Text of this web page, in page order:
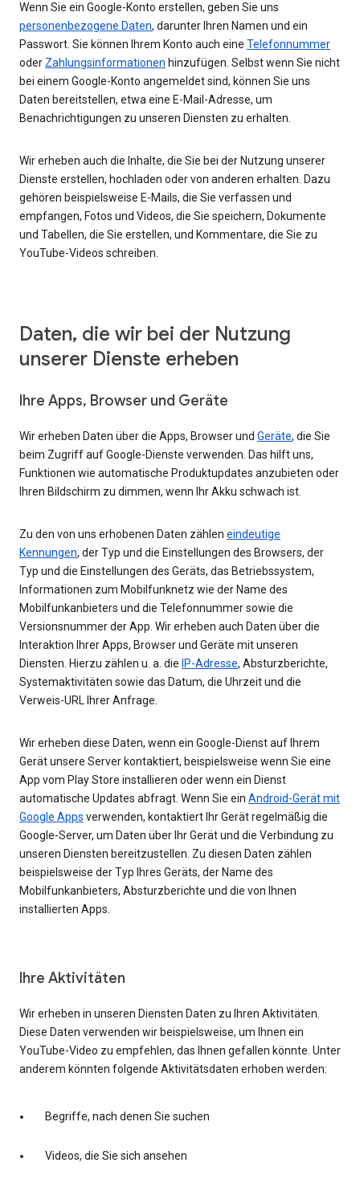
Wenn Sie ein Google-Konto erstellen, geben Sie uns
personenbezogene Daten, darunter Ihren Namen und ein
Passwort. Sie können Ihrem Konto auch eine Telefonnummer
oder Zahlungsinformationen hinzufügen. Selbst wenn Sie nicht
bei einem Google-Konto angemeldet sind, können Sie uns
Daten bereitstellen, etwa eine E-Mail-Adresse, um
Benachrichtigungen zu unseren Diensten zu erhalten.
Wir erheben auch die Inhalte, die Sie bei der Nutzung unserer
Dienste erstellen, hochladen oder von anderen erhalten. Dazu
gehören beispielsweise E-Mails, die Sie verfassen und
empfangen, Fotos und Videos, die Sie speichern, Dokumente
und Tabellen, die Sie erstellen, und Kommentare, die Sie zu
YouTube-Videos schreiben.
Daten, die wir bei der Nutzung
unserer Dienste erheben
Ihre Apps, Browser und Geräte
Wir erheben Daten über die Apps, Browser und Geräte, die Sie
beim Zugriff auf Google-Dienste verwenden. Das hilft uns,
Funktionen wie automatische Produktupdates anzubieten oder
Ihren Bildschirm zu dimmen, wenn Ihr Akku schwach ist.
Zu den von uns erhobenen Daten zählen eindeutige
Kennungen, der Typ und die Einstellungen des Browsers, der
Typ und die Einstellungen des Geräts, das Betriebssystem,
Informationen zum Mobilfunknetz wie der Name des
Mobilfunkanbieters und die Telefonnummer sowie die
Versionsnummer der App. Wir erheben auch Daten über die
Interaktion Ihrer Apps, Browser und Geräte mit unseren
Diensten. Hierzu zählen u. a. die IP-Adresse, Absturzberichte,
Systemaktivitäten sowie das Datum, die Uhrzeit und die
Verweis-URL Ihrer Anfrage.
Wir erheben diese Daten, wenn ein Google-Dienst auf Ihrem
Gerät unsere Server kontaktiert, beispielsweise wenn Sie eine
App vom Play Store installieren oder wenn ein Dienst
automatische Updates abfragt. Wenn Sie ein Android-Gerät mit
Google Apps verwenden, kontaktiert Ihr Gerät regelmäßig die
Google-Server, um Daten über Ihr Gerät und die Verbindung zu
unseren Diensten bereitzustellen. Zu diesen Daten zählen
beispielsweise der Typ Ihres Geräts, der Name des
Mobilfunkanbieters, Absturzberichte und die von Ihnen
installierten Apps.
Ihre Aktivitäten
Wir erheben in unseren Diensten Daten zu Ihren Aktivitäten.
Diese Daten verwenden wir beispielsweise, um Ihnen ein
YouTube-Video zu empfehlen, das Ihnen gefallen könnte. Unter
anderem könnten folgende Aktivitätsdaten erhoben werden:
Begriffe, nach denen Sie suchen
Videos, die Sie sich ansehen